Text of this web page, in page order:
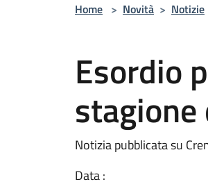
Home > Novità > Notizie
Esordio
stagione
Notizia pubblicata su
Data :